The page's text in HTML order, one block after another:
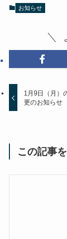
お知らせ
1月9日（月）
更のお知らせ
この記事